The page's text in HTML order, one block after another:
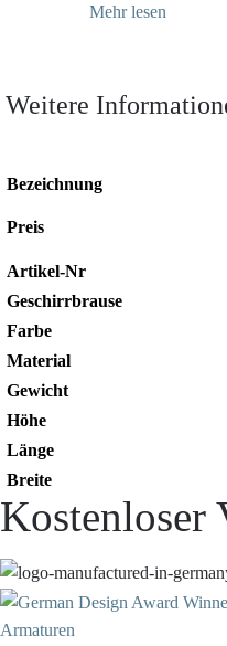
Mehr lesen
Weitere
Bezeichnung
Preis
Artikel-Nr
Geschirrbrause
Farbe
Material
Gewicht
Höhe
Länge
Breite
Kostenloser
Armaturen